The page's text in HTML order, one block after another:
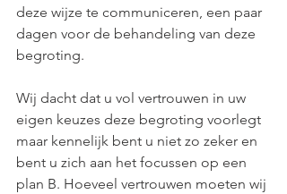
deze wijze te communiceren, een paar
dagen voor de behandeling van deze
begroting.
Wij dacht dat u vol vertrouwen in uw
eigen keuzes deze begroting voorlegt
maar kennelijk bent u niet zo zeker en
bent u zich aan het focussen op een
plan B. Hoeveel vertrouwen moeten wij